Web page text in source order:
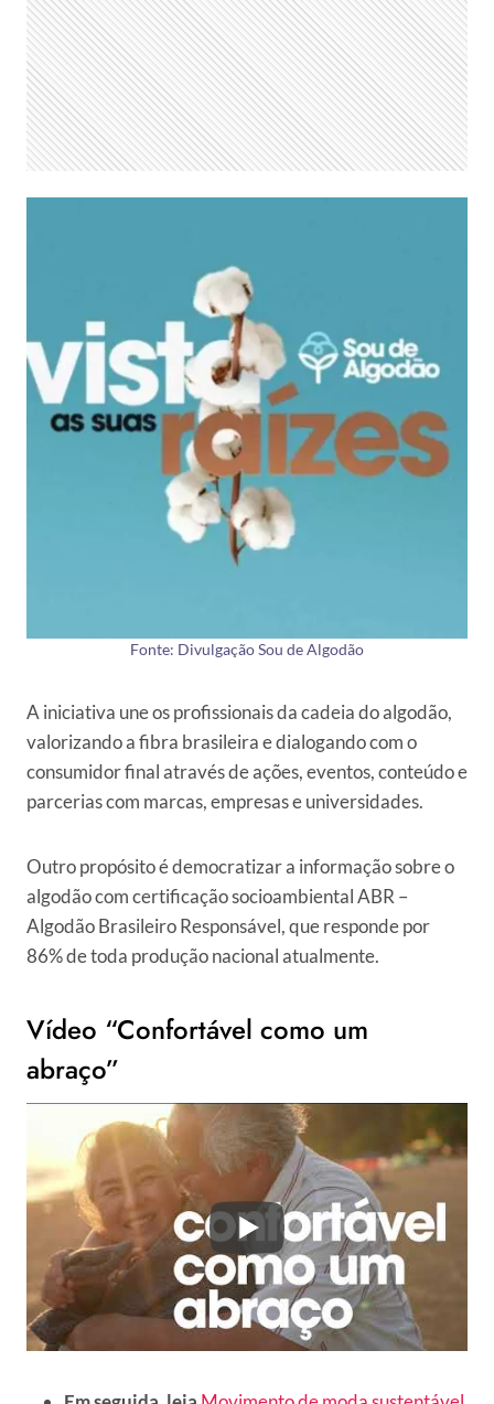
Fonte: Divulgação Sou de Algodão
A iniciativa une os profissionais da cadeia do algodão,
valorizando a fibra brasileira e dialogando com o
consumidor final através de ações, eventos, conteúdo e
parcerias com marcas, empresas e universidades.
Outro propósito é democratizar a informação sobre o
algodão com certificação socioambiental ABR –
Algodão Brasileiro Responsável, que responde por
86% de toda produção nacional atualmente.
Vídeo “Confortável como um
abraço”